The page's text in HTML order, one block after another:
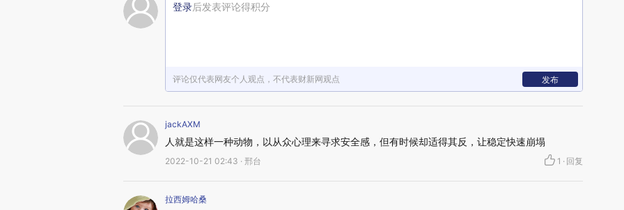
登录后发表评论得积分
评论仅代表网友个人观点，不代表财新网观点 发布
jackAXM
人就是这样一种动物，以从众心理来寻求安全感，但有时候却适得其反，让稳定快速崩塌
2022-10-21 02:43 · 邢台 1 · 回复
拉西姆哈桑